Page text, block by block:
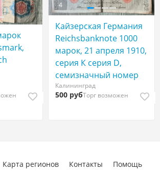
4
Кайзерская Германия
Reichsbanknote 1000
марок, 21 апреля 1910,
серия К серия D,
семизначный номер
Калининград
500 рубТорг возможен
Карта регионов Контакты Помощь